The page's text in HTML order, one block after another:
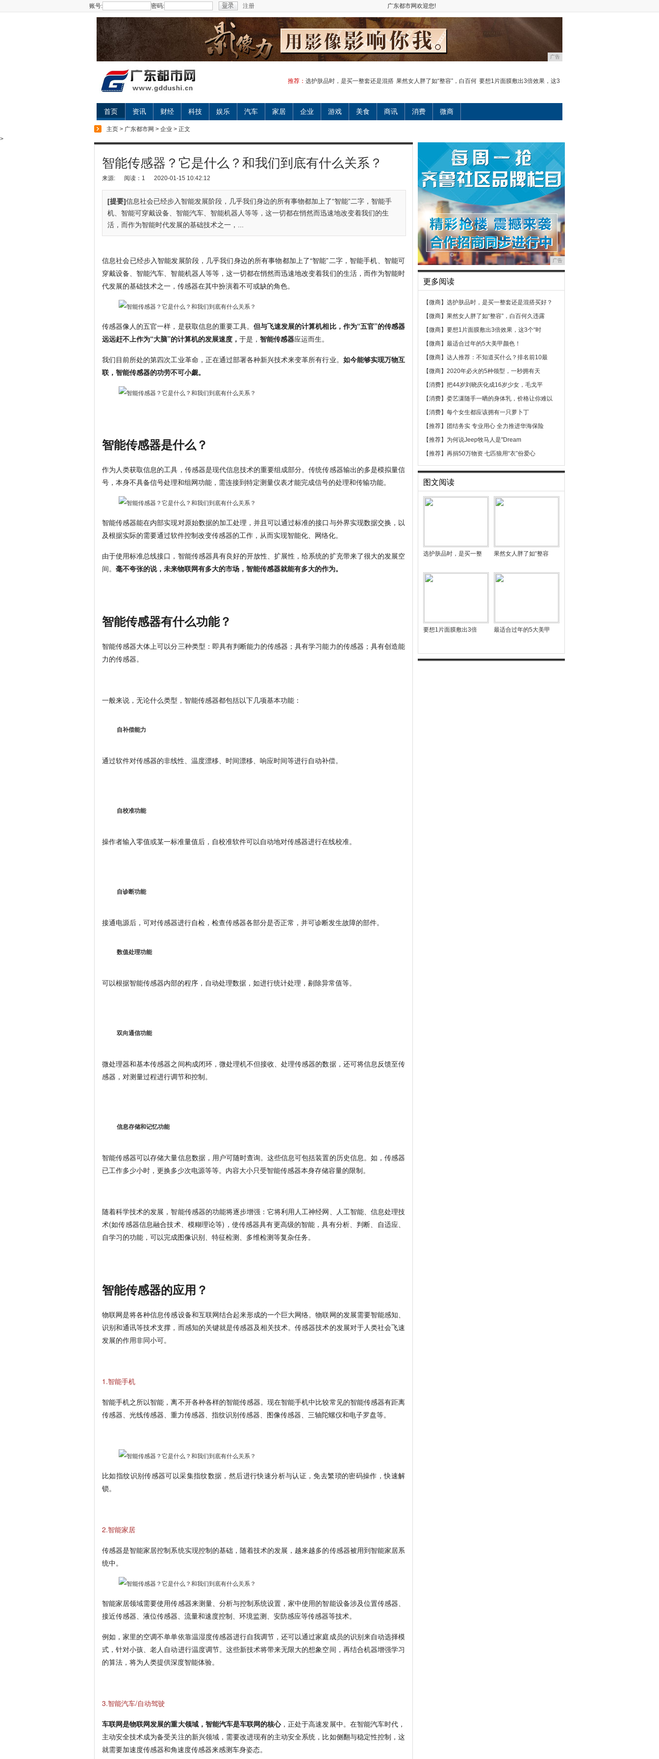
账号: 密码: 注册 广东都市网欢迎您!
广告
推荐： 选护肤品时，是买一整套还是混搭 果然女人胖了如“整容”，白百何 要想1片面膜敷出3倍效果，这3
首页 资讯 财经 科技 娱乐 汽车 家居 企业 游戏 美食 商讯 消费 微商
主页 > 广东都市网 > 企业 > 正文
>
智能传感器？它是什么？和我们到底有什么关系？
来源: 阅读：1 2020-01-15 10:42:12
[提要]信息社会已经步入智能发展阶段，几乎我们身边的所有事物都加上了“智能”二字，智能手
机、智能可穿戴设备、智能汽车、智能机器人等等，这一切都在悄然而迅速地改变着我们的生
活，而作为智能时代发展的基础技术之一，...
信息社会已经步入智能发展阶段，几乎我们身边的所有事物都加上了“智能”二字，智能手机、智能可
穿戴设备、智能汽车、智能机器人等等，这一切都在悄然而迅速地改变着我们的生活，而作为智能时
代发展的基础技术之一，传感器在其中扮演着不可或缺的角色。
传感器像人的五官一样，是获取信息的重要工具。 但与飞速发展的计算机相比，作为“五官”的传感器
远远赶不上作为“大脑”的计算机的发展速度， 于是， 智能传感器应运而生。
我们目前所处的第四次工业革命，正在通过部署各种新兴技术来变革所有行业。 如今能够实现万物互
联，智能传感器的功劳不可小觑。
智能传感器是什么？
作为人类获取信息的工具，传感器是现代信息技术的重要组成部分。传统传感器输出的多是模拟量信
号，本身不具备信号处理和组网功能，需连接到特定测量仪表才能完成信号的处理和传输功能。
智能传感器能在内部实现对原始数据的加工处理，并且可以通过标准的接口与外界实现数据交换，以
及根据实际的需要通过软件控制改变传感器的工作，从而实现智能化、网络化。
由于使用标准总线接口，智能传感器具有良好的开放性、扩展性，给系统的扩充带来了很大的发展空
间。 毫不夸张的说，未来物联网有多大的市场，智能传感器就能有多大的作为。
智能传感器有什么功能？
智能传感器大体上可以分三种类型：即具有判断能力的传感器；具有学习能力的传感器；具有创造能
力的传感器。
一般来说，无论什么类型，智能传感器都包括以下几项基本功能：
自补偿能力
通过软件对传感器的非线性、温度漂移、时间漂移、响应时间等进行自动补偿。
自校准功能
操作者输入零值或某一标准量值后，自校准软件可以自动地对传感器进行在线校准。
自诊断功能
接通电源后，可对传感器进行自检，检查传感器各部分是否正常，并可诊断发生故障的部件。
数值处理功能
可以根据智能传感器内部的程序，自动处理数据，如进行统计处理，剔除异常值等。
双向通信功能
微处理器和基本传感器之间构成闭环，微处理机不但接收、处理传感器的数据，还可将信息反馈至传
感器，对测量过程进行调节和控制。
信息存储和记忆功能
智能传感器可以存储大量信息数据，用户可随时查询。这些信息可包括装置的历史信息。如，传感器
已工作多少小时，更换多少次电源等等。内容大小只受智能传感器本身存储容量的限制。
随着科学技术的发展，智能传感器的功能将逐步增强：它将利用人工神经网、人工智能、信息处理技
术(如传感器信息融合技术、模糊理论等)，使传感器具有更高级的智能，具有分析、判断、自适应、
自学习的功能，可以完成图像识别、特征检测、多维检测等复杂任务。
智能传感器的应用？
物联网是将各种信息传感设备和互联网结合起来形成的一个巨大网络。物联网的发展需要智能感知、
识别和通讯等技术支撑，而感知的关键就是传感器及相关技术。传感器技术的发展对于人类社会飞速
发展的作用非同小可。
1.智能手机
智能手机之所以智能，离不开各种各样的智能传感器。现在智能手机中比较常见的智能传感器有距离
传感器、光线传感器、重力传感器、指纹识别传感器、图像传感器、三轴陀螺仪和电子罗盘等。
比如指纹识别传感器可以采集指纹数据，然后进行快速分析与认证，免去繁琐的密码操作，快速解
锁。
2.智能家居
传感器是智能家居控制系统实现控制的基础，随着技术的发展，越来越多的传感器被用到智能家居系
统中。
智能家居领域需要使用传感器来测量、分析与控制系统设置，家中使用的智能设备涉及位置传感器、
接近传感器、液位传感器、流量和速度控制、环境监测、安防感应等传感器等技术。
例如，家里的空调不单单依靠温湿度传感器进行自我调节，还可以通过家庭成员的识别来自动选择模
式，针对小孩、老人自动进行温度调节。这些新技术将带来无限大的想象空间，再结合机器增强学习
的算法，将为人类提供深度智能体验。
3.智能汽车/自动驾驶
车联网是物联网发展的重大领域，智能汽车是车联网的核心，正处于高速发展中。在智能汽车时代，
主动安全技术成为备受关注的新兴领域，需要改进现有的主动安全系统，比如侧翻与稳定性控制，这
就需要加速度传感器和角速度传感器来感测车身姿态。
广告
更多阅读
【微商】 选护肤品时，是买一整套还是混搭买好？
【微商】 果然女人胖了如“整容”，白百何久违露
【微商】 要想1片面膜敷出3倍效果，这3个“时
【微商】 最适合过年的5大美甲颜色！
【微商】 达人推荐：不知道买什么？排名前10最
【微商】 2020年必火的5种领型，一秒拥有天
【消费】 把44岁刘晓庆化成16岁少女，毛戈平
【消费】 娄艺潇随手一晒的身体乳，价格让你难以
【消费】 每个女生都应该拥有一只萝卜丁
【推荐】
团结务实 专业用心 全力推进华海保险
【推荐】 为何说Jeep牧马人是"Dream
【推荐】 再捐50万物资 七匹狼用“衣”份爱心
图文阅读
选护肤品时，是买一整 果然女人胖了如“整容
要想1片面膜敷出3倍 最适合过年的5大美甲